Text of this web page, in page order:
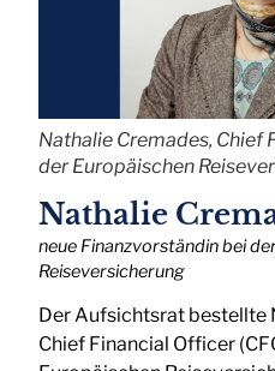
Nathalie Cremades, Chief
der Europäischen
Nathalie
neue Finanzvorständin bei
Reiseversicherung
Der Aufsichtsrat bestellte
Chief Financial Officer